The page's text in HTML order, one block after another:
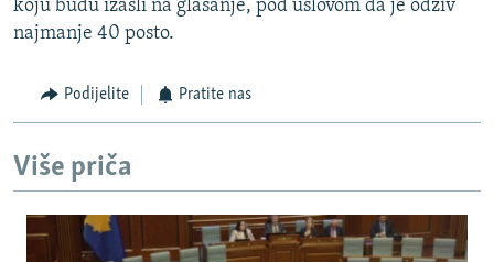
koju budu izašli na glasanje, pod uslovom da je odziv
najmanje 40 posto.
Podijelite Pratite nas
Više priča